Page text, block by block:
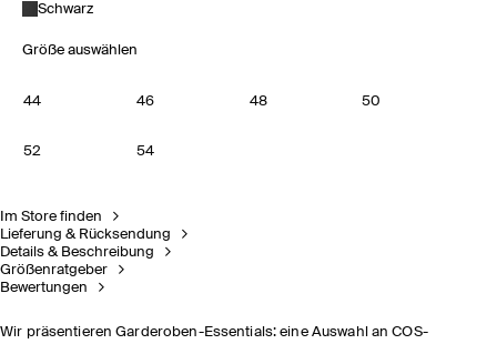
Schwarz
Größe auswählen
44 46 48 50
52 54
Im Store finden
Lieferung & Rücksendung
Details & Beschreibung
Größenratgeber
Bewertungen
Wir präsentieren Garderoben-Essentials: eine Auswahl an COS-